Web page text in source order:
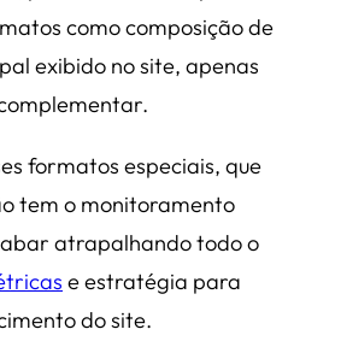
como composição de
exibido no site, apenas
formatos especiais, que
tem o monitoramento
atrapalhando todo o
e estratégia para
do site.